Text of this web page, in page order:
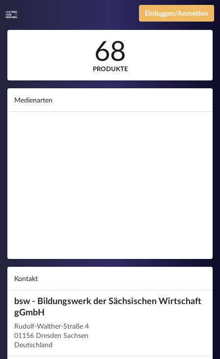
Einloggen/Anmelden
68
PRODUKTE
Medienarten
Kontakt
bsw - Bildungswerk der Sächsischen Wirtschaft
gGmbH
Rudolf-Walther-Straße 4
01156 Dresden Sachsen
Deutschland